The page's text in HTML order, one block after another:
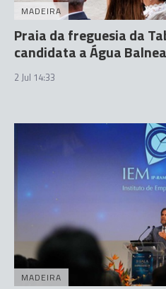
MADEIRA
Praia da freguesia da
candidata a Água
2 Jul 14:33
MADEIRA